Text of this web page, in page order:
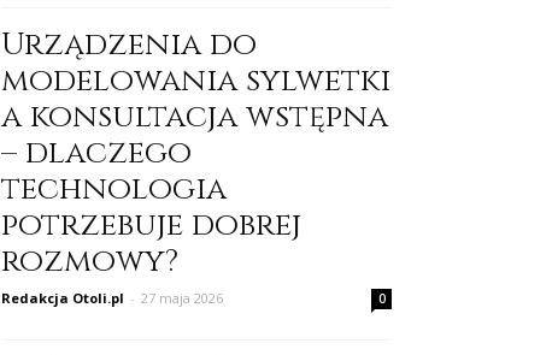
Urządzenia do
modelowania sylwetki
a konsultacja wstępna
– dlaczego
technologia
potrzebuje dobrej
rozmowy?
Redakcja Otoli.pl - 27 maja 2026 0